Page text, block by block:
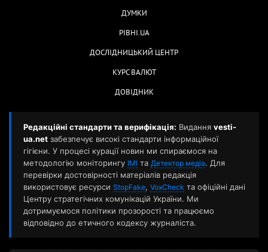
ДУМКИ
РІВНІ.UA
ДОСЛІДНИЦЬКИЙ ЦЕНТР
КУРС ВАЛЮТ
ДОВІДНИК
Редакційні стандарти та верифікація: Видання vesti-
ua.net забезпечує високі стандарти інформаційної
гігієни. У процесі курації новин ми спираємося на
методологію моніторингу ІМІ та Детектор медіа. Для
перевірки достовірності матеріалів редакція
використовує ресурси StopFake, VoxCheck та офіційні дані
Центру стратегічних комунікацій України. Ми
дотримуємося політики прозорості та працюємо
відповідно до етичного кодексу журналіста.